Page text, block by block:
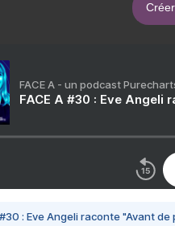
FACE A - un podcast
FACE A #30 : Eve Angeli
#30 : Eve Angeli raconte "Avant de